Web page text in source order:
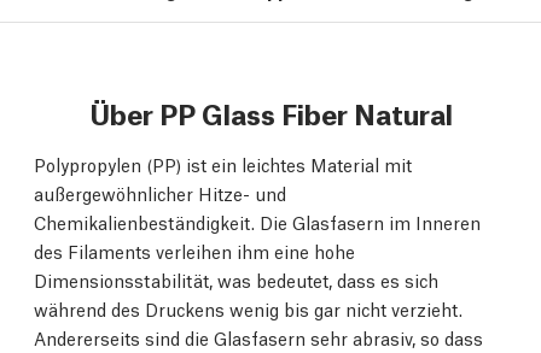
Über PP Glass Fiber Natural
Polypropylen (PP) ist ein leichtes Material mit
außergewöhnlicher Hitze- und
Chemikalienbeständigkeit. Die Glasfasern im Inneren
des Filaments verleihen ihm eine hohe
Dimensionsstabilität, was bedeutet, dass es sich
während des Druckens wenig bis gar nicht verzieht.
Andererseits sind die Glasfasern sehr abrasiv, so dass